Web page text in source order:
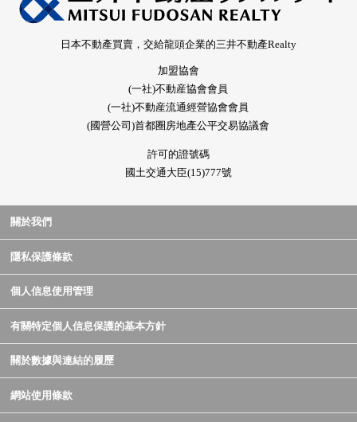
日本不動產買賣，交給龍頭企業的三井不動產Realty
加盟協會
(一社)不動産協會會員
(一社)不動産流通經營協會會員
(國營公司)首都圈房地產公平交易協議會
許可的證號碼
國土交通大臣(15)777號
關於我們
隱私保護條款
個人信息使用管理
有關特定個人信息保護的基本方針
關於數據與連結的履歷
網站使用條款